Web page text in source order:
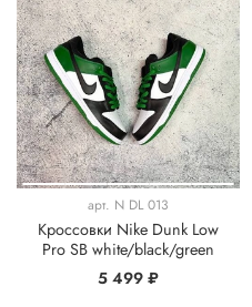
арт. N DL 013
Кроссовки Nike Dunk Low
Pro SB white/black/green
5 499 ₽